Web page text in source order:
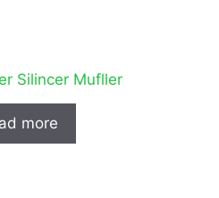
Silincer Mufller
more